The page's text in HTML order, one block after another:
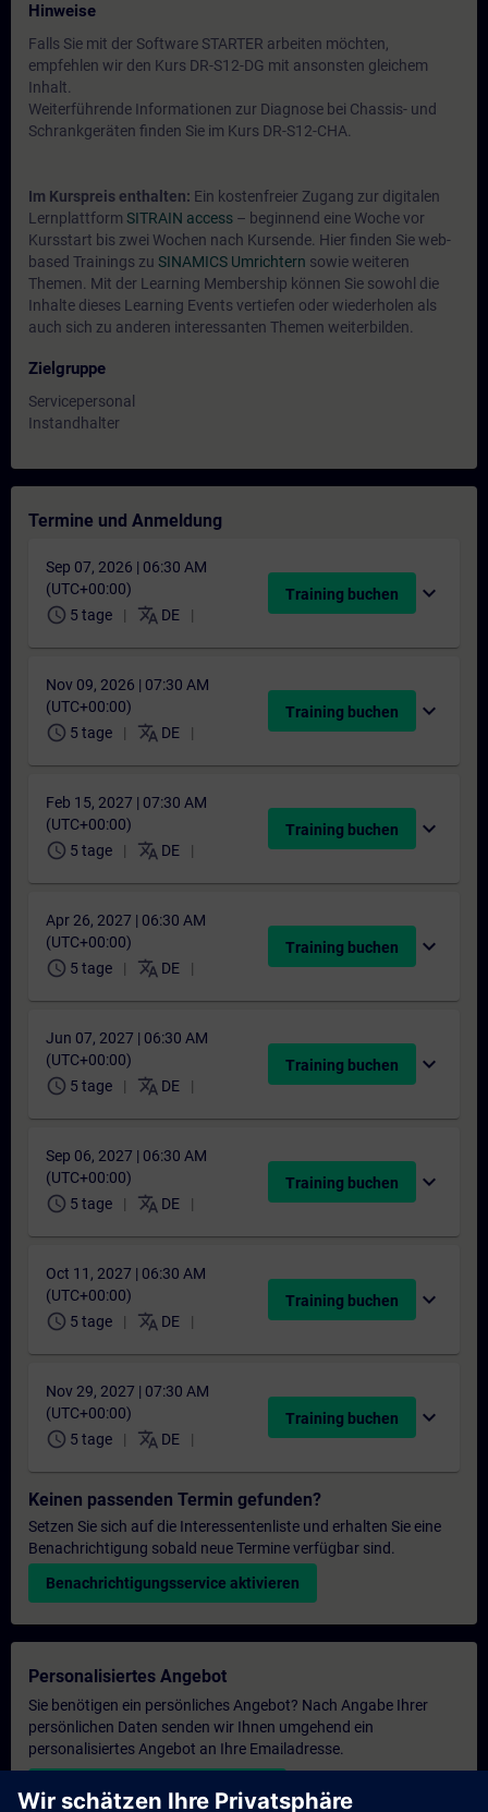
Hinweise
Falls Sie mit der Software STARTER arbeiten möchten,
empfehlen wir den Kurs DR-S12-DG mit ansonsten gleichem
Inhalt.
Weiterführende Informationen zur Diagnose bei Chassis- und
Schrankgeräten finden Sie im Kurs DR-S12-CHA.
Im Kurspreis enthalten: Ein kostenfreier Zugang zur digitalen
Lernplattform SITRAIN access – beginnend eine Woche vor
Kursstart bis zwei Wochen nach Kursende. Hier finden Sie web-
based Trainings zu SINAMICS Umrichtern sowie weiteren
Themen. Mit der Learning Membership können Sie sowohl die
Inhalte dieses Learning Events vertiefen oder wiederholen als
auch sich zu anderen interessanten Themen weiterbilden.
Zielgruppe
Servicepersonal
Instandhalter
Termine und Anmeldung
Sep 07, 2026 | 06:30 AM
(UTC+00:00)
schedule 5 tage translate DE
Training buchen expand_more
Nov 09, 2026 | 07:30 AM
(UTC+00:00)
schedule 5 tage translate DE
Training buchen expand_more
Feb 15, 2027 | 07:30 AM
(UTC+00:00)
schedule 5 tage translate DE
Training buchen expand_more
Apr 26, 2027 | 06:30 AM
(UTC+00:00)
schedule 5 tage translate DE
Training buchen expand_more
Jun 07, 2027 | 06:30 AM
(UTC+00:00)
schedule 5 tage translate DE
Training buchen expand_more
Sep 06, 2027 | 06:30 AM
(UTC+00:00)
schedule 5 tage translate DE
Training buchen expand_more
Oct 11, 2027 | 06:30 AM
(UTC+00:00)
schedule 5 tage translate DE
Training buchen expand_more
Nov 29, 2027 | 07:30 AM
(UTC+00:00)
schedule 5 tage translate DE
Training buchen expand_more
Keinen passenden Termin gefunden?
Setzen Sie sich auf die Interessentenliste und erhalten Sie eine
Benachrichtigung sobald neue Termine verfügbar sind.
Benachrichtigungsservice aktivieren
Personalisiertes Angebot
Sie benötigen ein persönliches Angebot? Nach Angabe Ihrer
persönlichen Daten senden wir Ihnen umgehend ein
personalisiertes Angebot an Ihre Emailadresse.
Persönliches Angebot zusenden